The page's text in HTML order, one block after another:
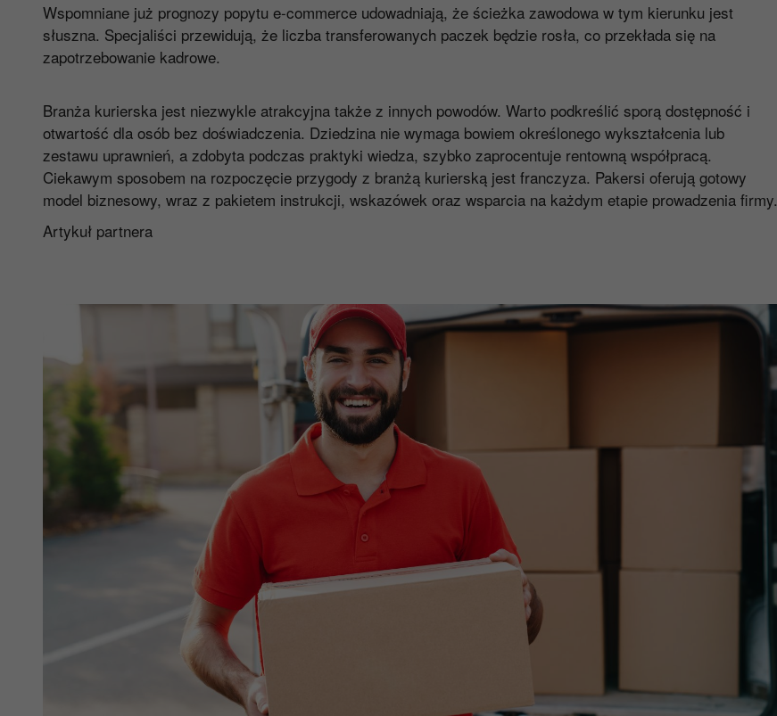
Wspomniane już prognozy popytu e-commerce udowadniają, że ścieżka zawodowa w tym kierunku jest
słuszna. Specjaliści przewidują, że liczba transferowanych paczek będzie rosła, co przekłada się na
zapotrzebowanie kadrowe.
Branża kurierska jest niezwykle atrakcyjna także z innych powodów. Warto podkreślić sporą dostępność i
otwartość dla osób bez doświadczenia. Dziedzina nie wymaga bowiem określonego wykształcenia lub
zestawu uprawnień, a zdobyta podczas praktyki wiedza, szybko zaprocentuje rentowną współpracą.
Ciekawym sposobem na rozpoczęcie przygody z branżą kurierską jest franczyza. Pakersi oferują gotowy
model biznesowy, wraz z pakietem instrukcji, wskazówek oraz wsparcia na każdym etapie prowadzenia firmy.
Artykuł partnera